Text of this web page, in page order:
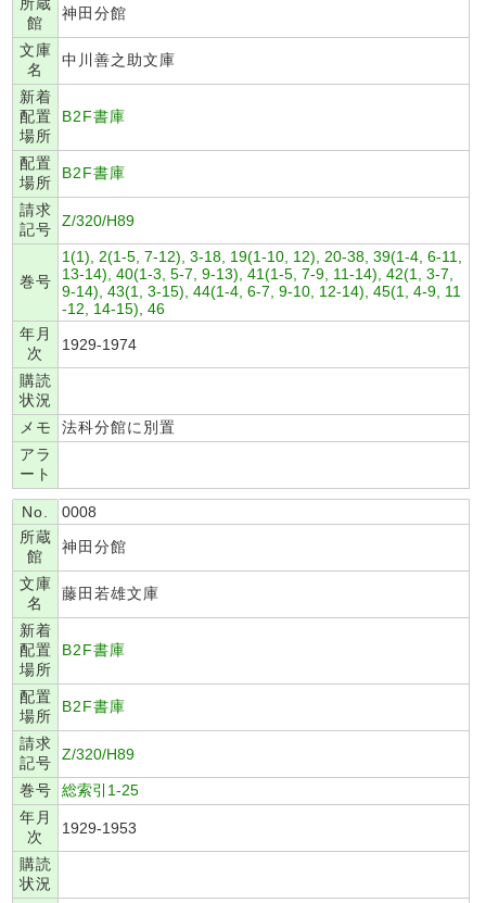
館
神田分館
文庫
名
中川善之助文庫
新着
配置
場所
B2F書庫
配置
場所
B2F書庫
請求
記号
Z/320/H89
巻号
1(1), 2(1-5, 7-12), 3-18, 19(1-10, 12), 20-38, 39(1-4, 6-11,
13-14), 40(1-3, 5-7, 9-13), 41(1-5, 7-9, 11-14), 42(1, 3-7,
9-14), 43(1, 3-15), 44(1-4, 6-7, 9-10, 12-14), 45(1, 4-9, 11
-12, 14-15), 46
年月
次
1929-1974
購読
状況
メモ
法科分館に別置
アラ
ート
No.
0008
所蔵
館
神田分館
文庫
名
藤田若雄文庫
新着
配置
場所
B2F書庫
配置
場所
B2F書庫
請求
記号
Z/320/H89
巻号
総索引1-25
年月
次
1929-1953
購読
状況